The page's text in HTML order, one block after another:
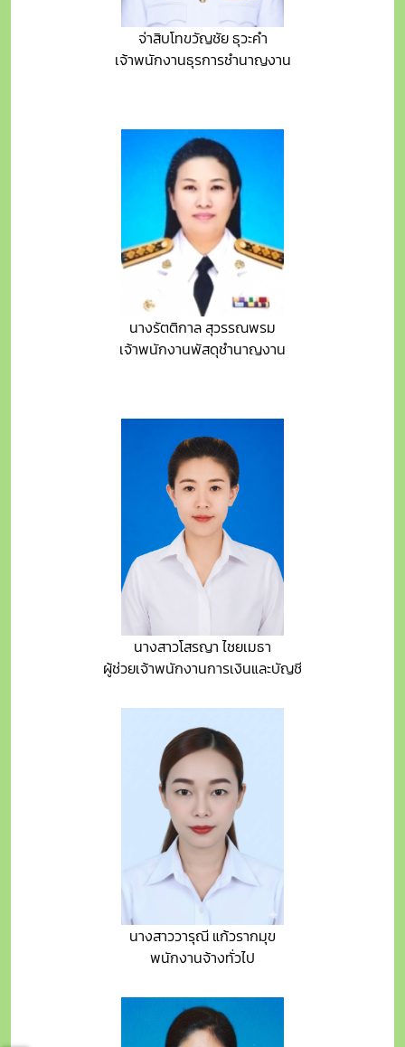
จ่าสิบโทขวัญชัย ธุวะคำ
เจ้าพนักงานธุรการชำนาญงาน
นางรัตติกาล สุวรรณพรม
เจ้าพนักงานพัสดุชำนาญงาน
นางสาวโสรญา ไชยเมธา
ผู้ช่วยเจ้าพนักงานการเงินและบัญชี
นางสาววารุณี แก้วรากมุข
พนักงานจ้างทั่วไป